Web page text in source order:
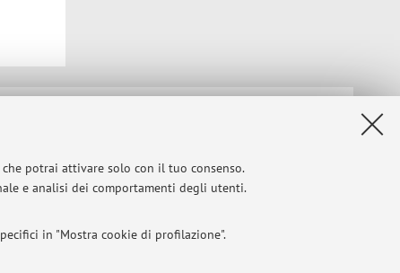
potrai attivare solo con il tuo consenso.
e analisi dei comportamenti degli utenti.
in "Mostra cookie di profilazione".